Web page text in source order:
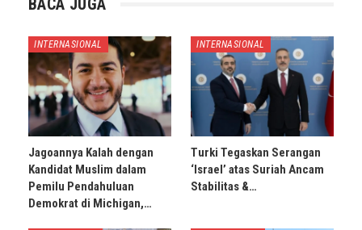
BACA JUGA
INTERNASIONAL
Jagoannya Kalah dengan
Kandidat Muslim dalam
Pemilu Pendahuluan
Demokrat di Michigan,…
INTERNASIONAL
Turki Tegaskan Serangan
‘Israel’ atas Suriah Ancam
Stabilitas &…